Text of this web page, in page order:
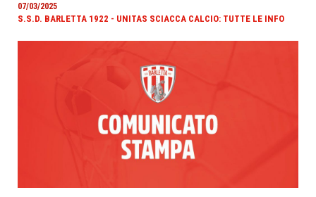
07/03/2025
S.S.D. BARLETTA 1922 - UNITAS SCIACCA CALCIO: TUTTE LE INFO